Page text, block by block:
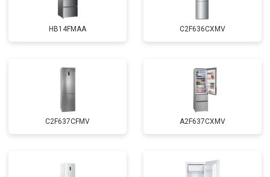
HB14FMAA C2F636CXMV
C2F637CFMV A2F637CXMV